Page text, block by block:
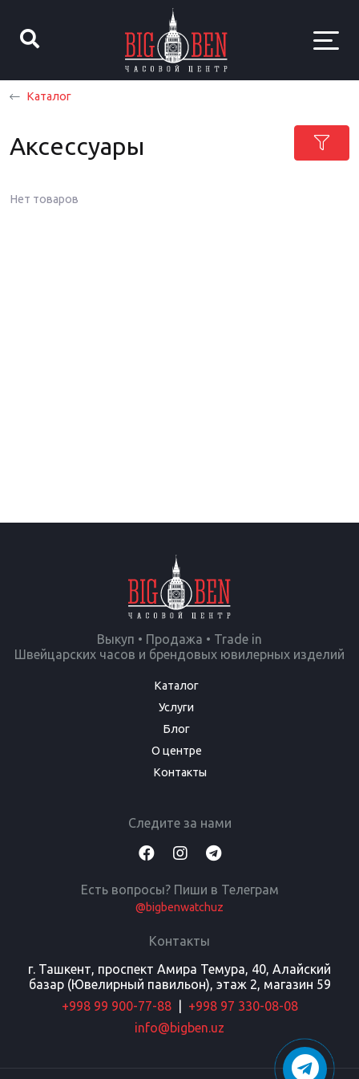
Каталог
Аксессуары
Нет товаров
Выкуп • Продажа • Trade in
Швейцарских часов и брендовых ювилерных изделий
Каталог
Услуги
Блог
О центре
Контакты
Следите за нами
Есть вопросы? Пиши в Телеграм
@bigbenwatchuz
Контакты
г. Ташкент, проспект Амира Темура, 40, Алайский
базар (Ювелирный павильон), этаж 2, магазин 59
+998 99 900-77-88
+998 97 330-08-08
info@bigben.uz